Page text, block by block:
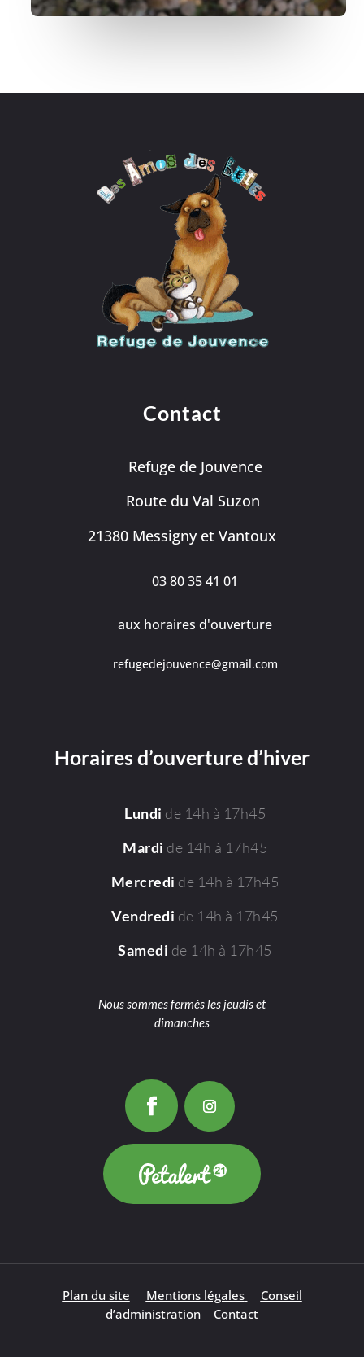
Contact
Refuge de Jouvence
Route du Val Suzon
21380 Messigny et Vantoux
03 80 35 41 01
aux horaires d'ouverture
refugedejouvence@gmail.com
Horaires d’ouverture d’hiver
Lundi de 14h à 17h45
Mardi de 14h à 17h45
Mercredi de 14h à 17h45
Vendredi de 14h à 17h45
Samedi de 14h à 17h45
Nous sommes fermés les jeudis et
dimanches
Plan du site Mentions légales
Conseil
d’administration
Contact